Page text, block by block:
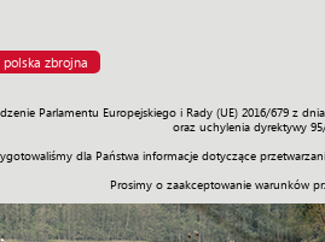
polska zbrojna
Parlamentu Europejskiego i Rady (UE) 2016/679 z
oraz uchylenia dyrektywy
dla Państwa informacje dotyczące
Prosimy o zaakceptowanie warunków
Polityka Prawo Świat